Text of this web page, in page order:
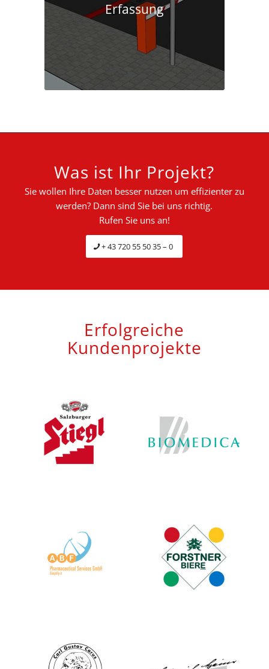
Erfassung
Was ist Ihr Projekt?
Sie wollen Ihre Daten besser nutzen um effizienter zu
werden? Dann sind Sie bei uns richtig.
Rufen Sie uns an!
+ 43 720 55 50 35 – 0
Erfolgreiche
Kundenprojekte